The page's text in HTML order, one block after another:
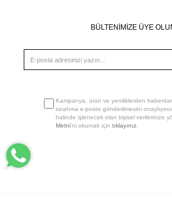
BÜLTENİMİZE ÜYE
Kampanya, ürün ve yeniliklerden
tarafıma e-posta gönderilmesini
halinde işlenecek olan kişisel verilerinize
Metni’ni okumak için tıklayınız.